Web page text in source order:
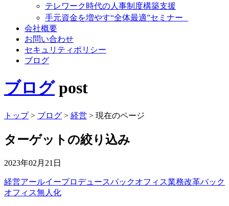
テレワーク時代の人事制度構築支援
手元資金を増やす“全体最適”セミナー
会社概要
お問い合わせ
セキュリティポリシー
ブログ
ブログ post
トップ> ブログ > 経営 > 現在のページ
ターゲットの絞り込み
2023年02月21日
経営アールイープロデュースバックオフィス業務改革バック
オフィス無人化